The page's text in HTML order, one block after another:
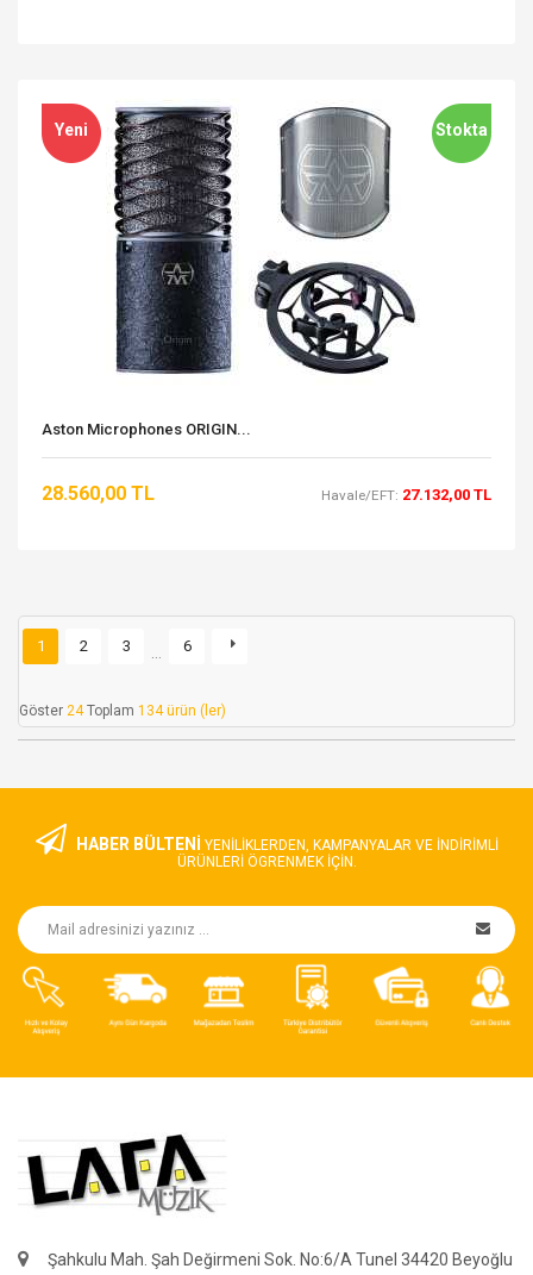
Stokta
Yeni
Aston Microphones ORIGIN...
28.560,00 TL Havale/EFT: 27.132,00 TL
1 2 3 6
Göster 24Toplam 134 ürün (ler)
HABER BÜLTENİ YENILIKLERDEN, KAMPANYALAR VE INDIRIMLI
ÜRÜNLERI ÖGRENMEK IÇIN.
Şahkulu Mah. Şah Değirmeni Sok. No:6/A Tunel 34420 Beyoğlu